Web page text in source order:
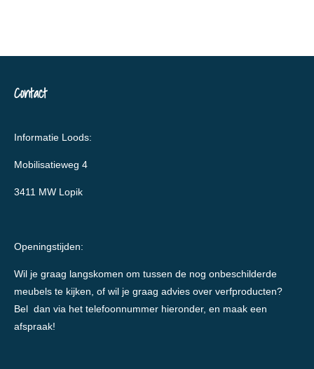
Contact
Informatie Loods:
Mobilisatieweg 4
3411 MW Lopik
Openingstijden:
Wil je graag langskomen om tussen de nog onbeschilderde
meubels te kijken, of wil je graag advies over verfproducten?
Bel dan via het telefoonnummer hieronder, en maak een
afspraak!